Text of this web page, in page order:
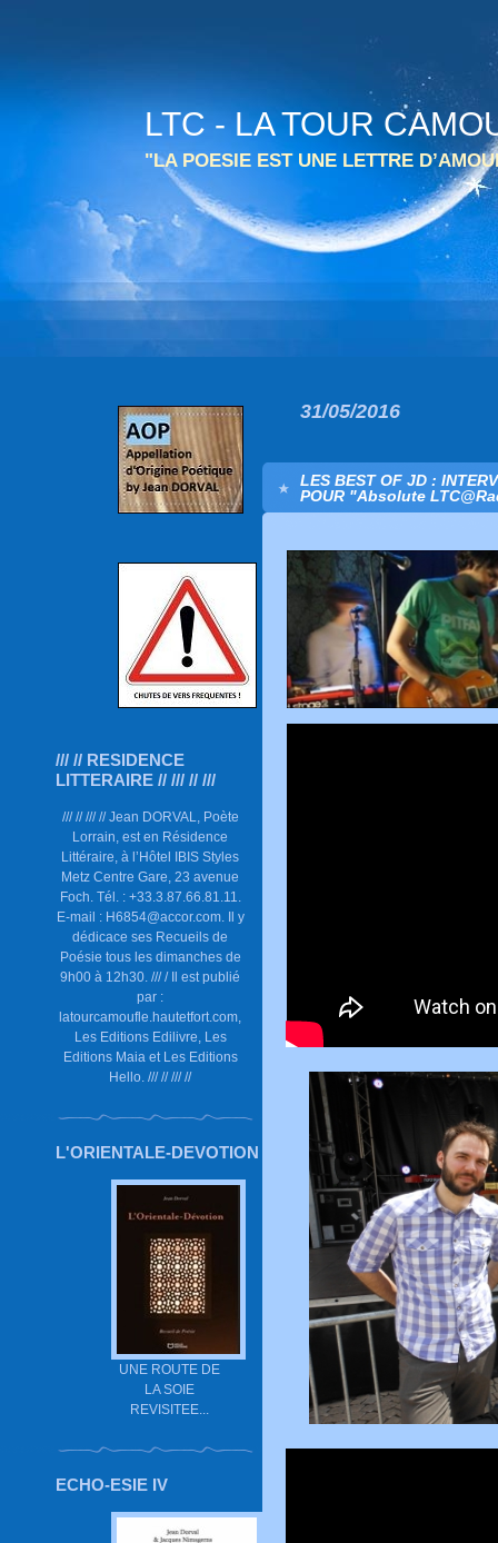
LTC - LA TOUR
"LA POESIE EST UNE LETTRE
/// // RESIDENCE
LITTERAIRE // /// // ///
/// // /// // Jean DORVAL, Poète
Lorrain, est en Résidence
Littéraire, à l’Hôtel IBIS Styles
Metz Centre Gare, 23 avenue
Foch. Tél. : +33.3.87.66.81.11.
E-mail : H6854@accor.com. Il y
dédicace ses Recueils de
Poésie tous les dimanches de
9h00 à 12h30. /// / Il est publié
par :
latourcamoufle.hautetfort.com,
Les Editions Edilivre, Les
Editions Maia et Les Editions
Hello. /// // /// //
L'ORIENTALE-DEVOTION
UNE ROUTE DE
LA SOIE
REVISITEE...
ECHO-ESIE IV
31/05/2016
LES BEST OF JD :
POUR "Absolute